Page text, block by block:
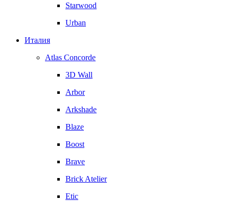
Starwood
Urban
Италия
Atlas Concorde
3D Wall
Arbor
Arkshade
Blaze
Boost
Brave
Brick Atelier
Etic